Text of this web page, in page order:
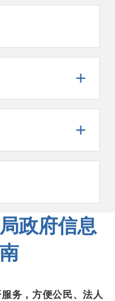
+
+
政府信息
务，方便公民、法人